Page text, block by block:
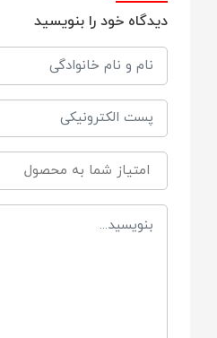
چسبی
سایر توضیحات
• قدرت جذب بالا
• نرم و سازگار با پوست
• لایه داخلی نرم و لطیف
دیدگاه خود را بنویسید